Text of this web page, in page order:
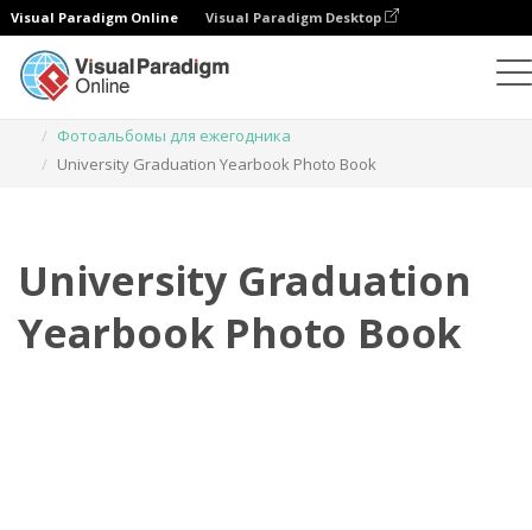
Visual Paradigm Online Visual Paradigm Desktop
Фотоальбомы для ежегодника
University Graduation Yearbook Photo Book
University Graduation
Yearbook Photo Book